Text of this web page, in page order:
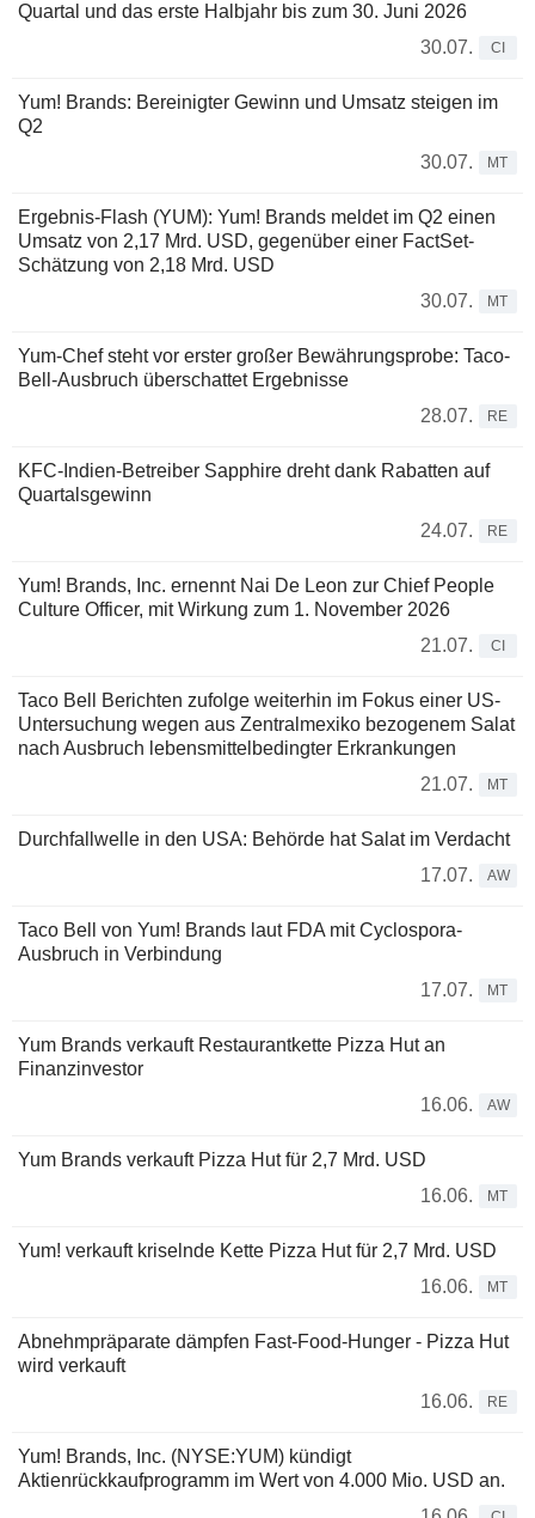
Quartal und das erste Halbjahr bis zum 30. Juni 2026
30.07.
CI
Yum! Brands: Bereinigter Gewinn und Umsatz steigen im
Q2
30.07.
MT
Ergebnis-Flash (YUM): Yum! Brands meldet im Q2 einen
Umsatz von 2,17 Mrd. USD, gegenüber einer FactSet-
Schätzung von 2,18 Mrd. USD
30.07.
MT
Yum-Chef steht vor erster großer Bewährungsprobe: Taco-
Bell-Ausbruch überschattet Ergebnisse
28.07.
RE
KFC-Indien-Betreiber Sapphire dreht dank Rabatten auf
Quartalsgewinn
24.07.
RE
Yum! Brands, Inc. ernennt Nai De Leon zur Chief People
Culture Officer, mit Wirkung zum 1. November 2026
21.07.
CI
Taco Bell Berichten zufolge weiterhin im Fokus einer US-
Untersuchung wegen aus Zentralmexiko bezogenem Salat
nach Ausbruch lebensmittelbedingter Erkrankungen
21.07.
MT
Durchfallwelle in den USA: Behörde hat Salat im Verdacht
17.07.
AW
Taco Bell von Yum! Brands laut FDA mit Cyclospora-
Ausbruch in Verbindung
17.07.
MT
Yum Brands verkauft Restaurantkette Pizza Hut an
Finanzinvestor
16.06.
AW
Yum Brands verkauft Pizza Hut für 2,7 Mrd. USD
16.06.
MT
Yum! verkauft kriselnde Kette Pizza Hut für 2,7 Mrd. USD
16.06.
MT
Abnehmpräparate dämpfen Fast-Food-Hunger - Pizza Hut
wird verkauft
16.06.
RE
Yum! Brands, Inc. (NYSE:YUM) kündigt
Aktienrückkaufprogramm im Wert von 4.000 Mio. USD an.